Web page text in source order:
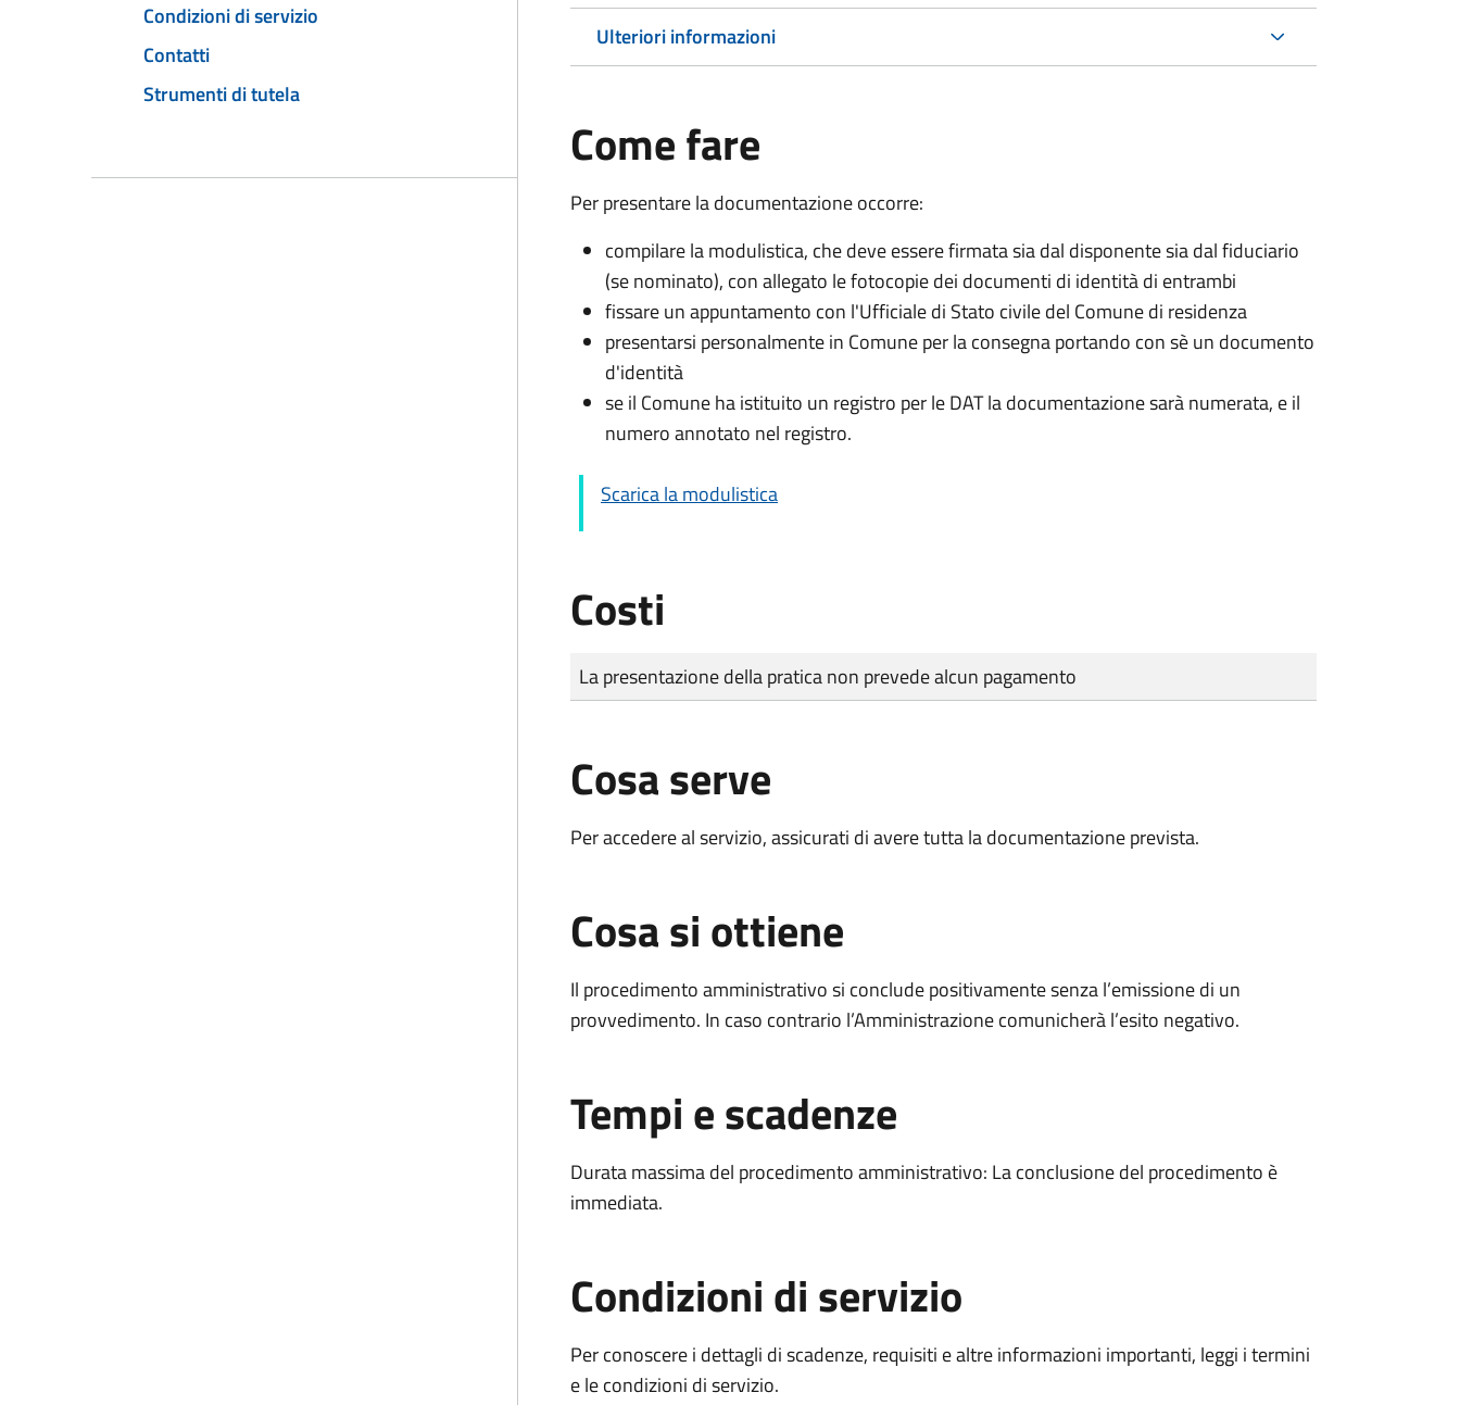
Condizioni di servizio
Contatti
Strumenti di tutela
Ulteriori informazioni
Come fare
Per presentare la documentazione occorre:
compilare la modulistica, che deve essere firmata sia dal disponente sia dal fiduciario
(se nominato), con allegato le fotocopie dei documenti di identità di entrambi
fissare un appuntamento con l'Ufficiale di Stato civile del Comune di residenza
presentarsi personalmente in Comune per la consegna portando con sè un documento
d'identità
se il Comune ha istituito un registro per le DAT la documentazione sarà numerata, e il
numero annotato nel registro.
Scarica la modulistica
Costi
Tipo di pagamento
Importo
La presentazione della pratica non prevede alcun pagamento
Cosa serve
Per accedere al servizio, assicurati di avere tutta la documentazione prevista.
Cosa si ottiene
Il procedimento amministrativo si conclude positivamente senza l’emissione di un
provvedimento. In caso contrario l’Amministrazione comunicherà l’esito negativo.
Tempi e scadenze
Durata massima del procedimento amministrativo: La conclusione del procedimento è
immediata.
Condizioni di servizio
Per conoscere i dettagli di scadenze, requisiti e altre informazioni importanti, leggi i termini
e le condizioni di servizio.